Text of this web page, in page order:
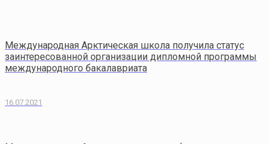
Международная Арктическая школа получила статус
заинтересованной организации дипломной программы
международного бакалавриата
16.07.2021